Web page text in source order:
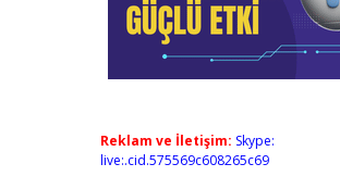
Reklam ve İletişim: Skype:
live:.cid.575569c608265c69